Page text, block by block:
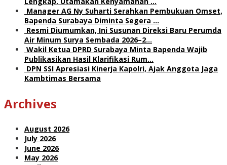
Manager AG Ny Suharti Serahkan Pembukuan Omset,
Bapenda Surabaya Diminta Segera …
Resmi Diumumkan, Ini Susunan Direksi Baru Perumda
Air Minum Surya Sembada 2026–2…
Wakil Ketua DPRD Surabaya Minta Bapenda Wajib
Publikasikan Hasil Klarifikasi Rum…
DPN SSI Apresiasi Kinerja Kapolri, Ajak Anggota Jaga
Kambtimas Bersama
Archives
August 2026
July 2026
June 2026
May 2026